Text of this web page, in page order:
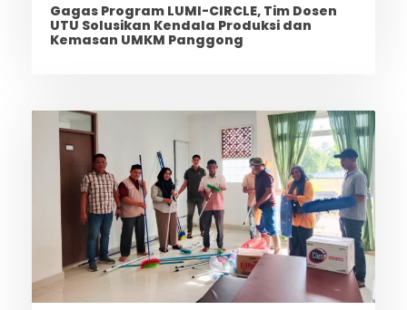
Gagas Program LUMI-CIRCLE, Tim Dosen
UTU Solusikan Kendala Produksi dan
Kemasan UMKM Panggong